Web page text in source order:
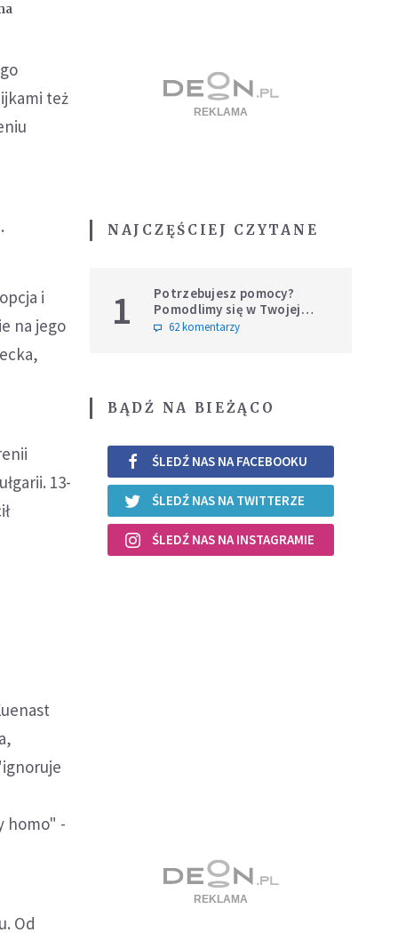
też
i
na jego
13-
homo" -
Od
NAJCZĘŚCIEJ CZYTANE
1
Potrzebujesz pomocy?
Pomodlimy się w Twojej
intencji
62 komentarzy
BĄDŹ NA BIEŻĄCO
ŚLEDŹ NAS NA FACEBOOKU
ŚLEDŹ NAS NA TWITTERZE
ŚLEDŹ NAS NA INSTAGRAMIE